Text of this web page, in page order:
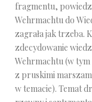
fragmentu,
Wehrmachtu do
zagrała jak trzeba.
zdecydowanie
Wehrmachtu (w
z pruskimi
w temacie). Temat